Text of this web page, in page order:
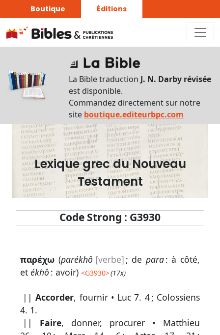
Boutique Éditions
La Bible traduction J. N. Darby révisée
est disponible.
Commandez directement sur notre
site boutique.editeurbpc.com
Lexique grec du Nouveau
Testament
Code Strong : G3930
παρέχω (parékhô [verbe] ; de para: à côté,
etékhô : avoir)<G3930>(17x)
||Accorder, fournir • Luc 7. 4; Colossiens
4. 1.
|| Faire, donner, procurer • Matthieu
Recherche
Rechercher
par
lettre
Rechercher
par
mot
français
Lexique
grec
Rechercher